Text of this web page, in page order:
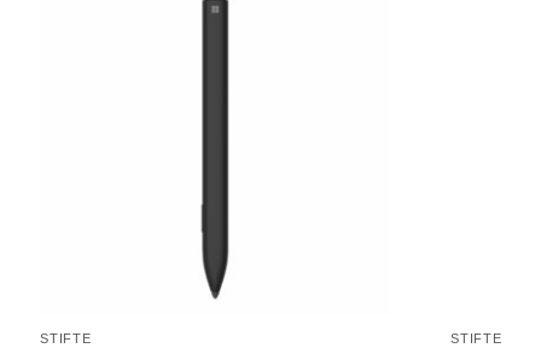
STIFTE STIFTE